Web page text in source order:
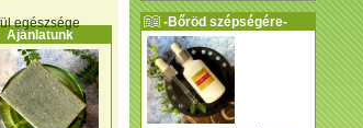
egészsége -Bőröd szépségére-